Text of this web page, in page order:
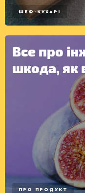
ШЕФ-КУХАРІ
Все про
шкода, як
ПРО ПРОДУКТ